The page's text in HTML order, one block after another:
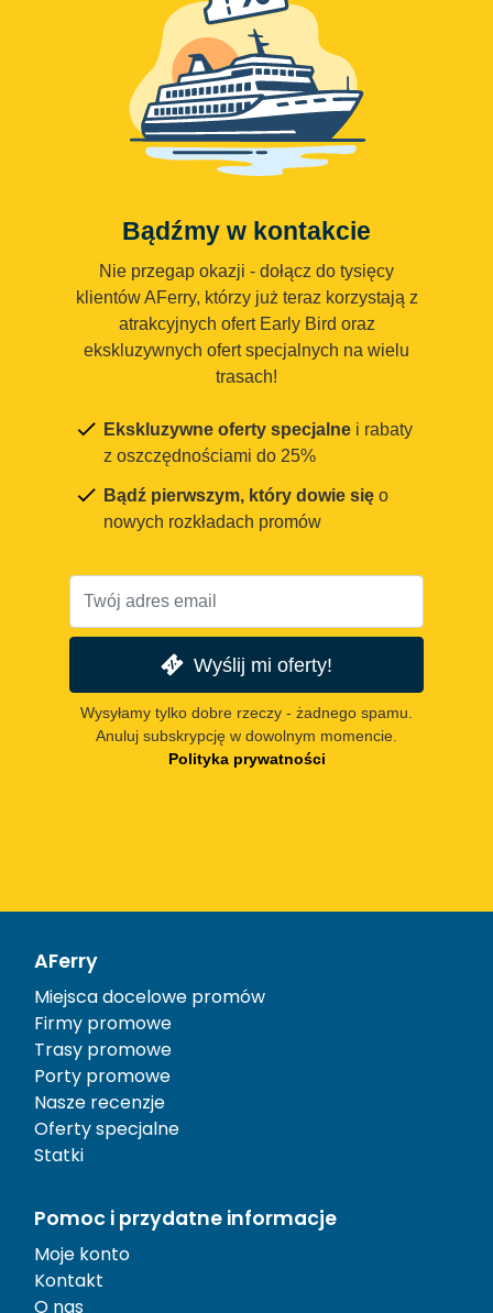
Bądźmy w kontakcie
Nie przegap okazji - dołącz do tysięcy
klientów AFerry, którzy już teraz korzystają z
atrakcyjnych ofert Early Bird oraz
ekskluzywnych ofert specjalnych na wielu
trasach!
Ekskluzywne oferty specjalne i rabaty
z oszczędnościami do 25%
Bądź pierwszym, który dowie się o
nowych rozkładach promów
Wyślij mi oferty!
Wysyłamy tylko dobre rzeczy - żadnego spamu.
Anuluj subskrypcję w dowolnym momencie.
Polityka prywatności
AFerry
Miejsca docelowe promów
Firmy promowe
Trasy promowe
Porty promowe
Nasze recenzje
Oferty specjalne
Statki
Pomoc i przydatne informacje
Moje konto
Kontakt
O nas